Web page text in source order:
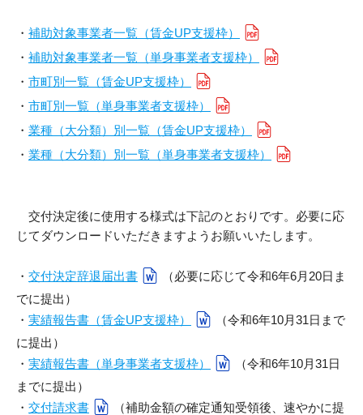
施設利用
貸研修室
プライバシーポリシー
サイトポリシー
・ 補助対象事業者一覧（賃金UP支援枠）
・ 補助対象事業者一覧（単身事業者支援枠）
・ 市町別一覧（賃金UP支援枠）
・ 市町別一覧（単身事業者支援枠）
・ 業種（大分類）別一覧（賃金UP支援枠）
・ 業種（大分類）別一覧（単身事業者支援枠）
交付決定後に使用する様式は下記のとおりです。必要に応
じてダウンロードいただきますようお願いいたします。
・ 交付決定辞退届出書
（必要に応じて令和6年6月20日ま
でに提出）
・ 実績報告書（賃金UP支援枠）
（令和6年10月31日まで
に提出）
・ 実績報告書（単身事業者支援枠）
（令和6年10月31日
までに提出）
・ 交付請求書
（補助金額の確定通知受領後、速やかに提